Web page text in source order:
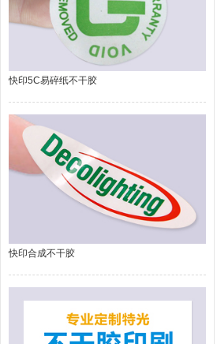
快印5C易碎纸不干胶
快印合成不干胶